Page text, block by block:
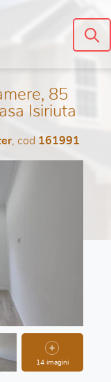
85
Isiriuta
, cod 161991
14 imagini